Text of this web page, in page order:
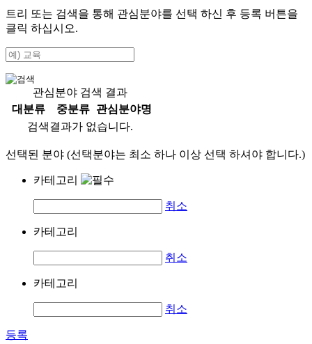
트리 또는 검색을 통해 관심분야를 선택 하신 후 등록 버튼을
클릭 하십시오.
관심분야 검색 결과
대분류
중분류
관심분야명
검색결과가 없습니다.
선택된 분야 (선택분야는 최소 하나 이상 선택 하셔야 합니다.)
카테고리
취소
카테고리
취소
카테고리
취소
등록